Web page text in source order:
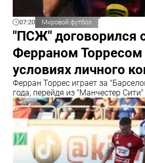
07:20 Мировой футбол
"ПСЖ" договорился
Ферраном Торресом
условиях личного
Ферран Торрес играет за
года, перейдя из "Манчестер Сити"